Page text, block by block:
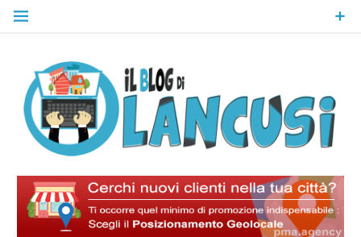
Skip
Il Blog Di
Lancusi